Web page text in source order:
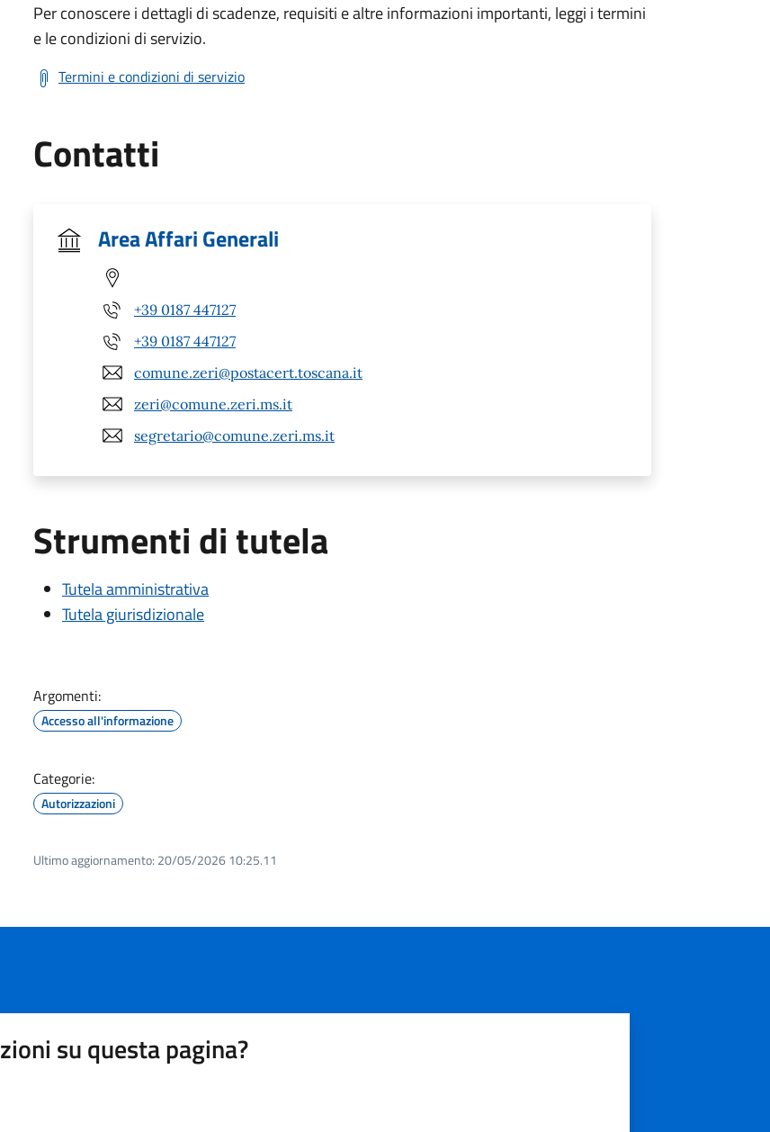
Per conoscere i dettagli di scadenze, requisiti e altre informazioni importanti, leggi i termini
e le condizioni di servizio.
Termini e condizioni di servizio
Contatti
Area Affari Generali
+39 0187 447127
+39 0187 447127
comune.zeri@postacert.toscana.it
zeri@comune.zeri.ms.it
segretario@comune.zeri.ms.it
Strumenti di tutela
Tutela amministrativa
Tutela giurisdizionale
Argomenti:
Accesso all'informazione
Categorie:
Autorizzazioni
Ultimo aggiornamento: 20/05/2026 10:25.11
su questa pagina?